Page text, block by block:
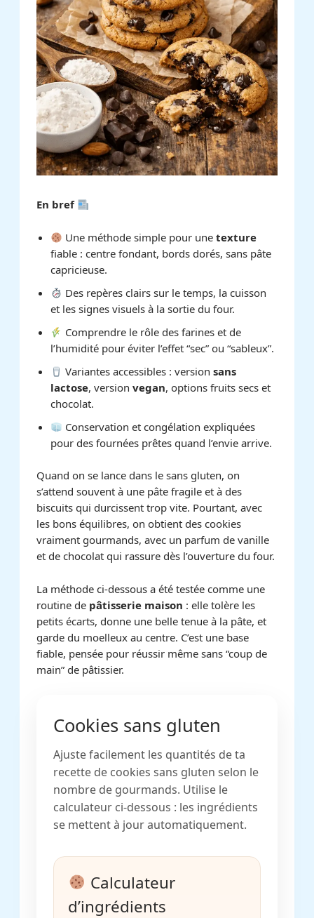
En bref
Une méthode simple pour unetexture
fiable : centre fondant, bords dorés, sans pâte
capricieuse.
Des repères clairs sur le temps, la cuisson
et les signes visuels à la sortie du four.
Comprendre le rôle des farines et de
l’humidité pour éviter l’effet “sec” ou “sableux”.
Variantes accessibles : versionsans
lactose, versionvegan, options fruits secs et
chocolat.
Conservation et congélation expliquées
pour des fournées prêtes quand l’envie arrive.
Quand on se lance dans le sans gluten, on
s’attend souvent à une pâte fragile et à des
biscuits qui durcissent trop vite. Pourtant, avec
les bons équilibres, on obtient des cookies
vraiment gourmands, avec un parfum de vanille
et de chocolat qui rassure dès l’ouverture du four.
La méthode ci-dessous a été testée comme une
routine de pâtisserie maison : elle tolère les
petits écarts, donne une belle tenue à la pâte, et
garde du moelleux au centre. C’est une base
fiable, pensée pour réussir même sans “coup de
main” de pâtissier.
Cookies sans gluten
Ajuste facilement les quantités de ta
recette de cookies sans gluten selon le
nombre de gourmands. Utilise le
calculateur ci-dessous : les ingrédients
se mettent à jour automatiquement.
Calculateur
d’ingrédients